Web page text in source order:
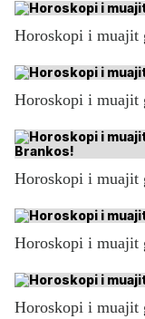
Horoskopi i muajit
Horoskopi i muajit
Horoskopi i muajit
Horoskopi i muajit
Horoskopi i muajit